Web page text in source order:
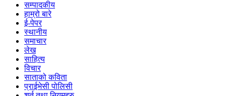
सम्पादकीय
हाम्रो बारे
ई-पेपर
स्थानीय
समाचार
लेख
साहित्य
विचार
साताको कविता
प्राईभेसी पोलिसी